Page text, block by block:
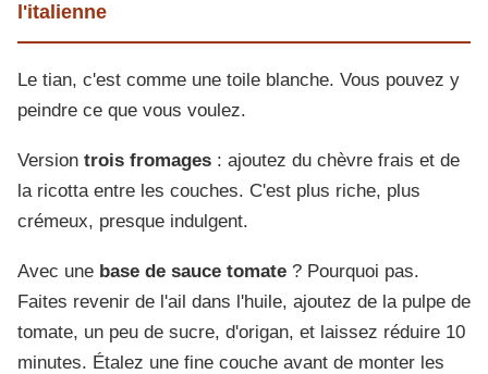
l'italienne
Le tian, c'est comme une toile blanche. Vous pouvez y
peindre ce que vous voulez.
Version trois fromages : ajoutez du chèvre frais et de
la ricotta entre les couches. C'est plus riche, plus
crémeux, presque indulgent.
Avec une base de sauce tomate ? Pourquoi pas.
Faites revenir de l'ail dans l'huile, ajoutez de la pulpe de
tomate, un peu de sucre, d'origan, et laissez réduire 10
minutes. Étalez une fine couche avant de monter les